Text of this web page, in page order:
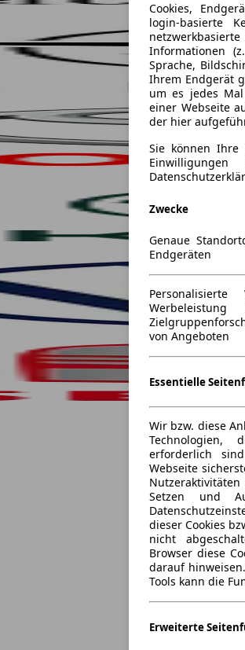
Cookies,
login-basierte
Informationen
Sprache,
Ihrem Endgerät
um es jedes
einer Webseite
der hier
Sie können Ihre
Zwecke
Genaue
Endgeräten
von Angeboten
Essentielle
Wir bzw. diese
Technologien,
erforderlich
Webseite
Setzen und
dieser Cookies
nicht
Browser diese
darauf
Tools kann die
Erweiterte